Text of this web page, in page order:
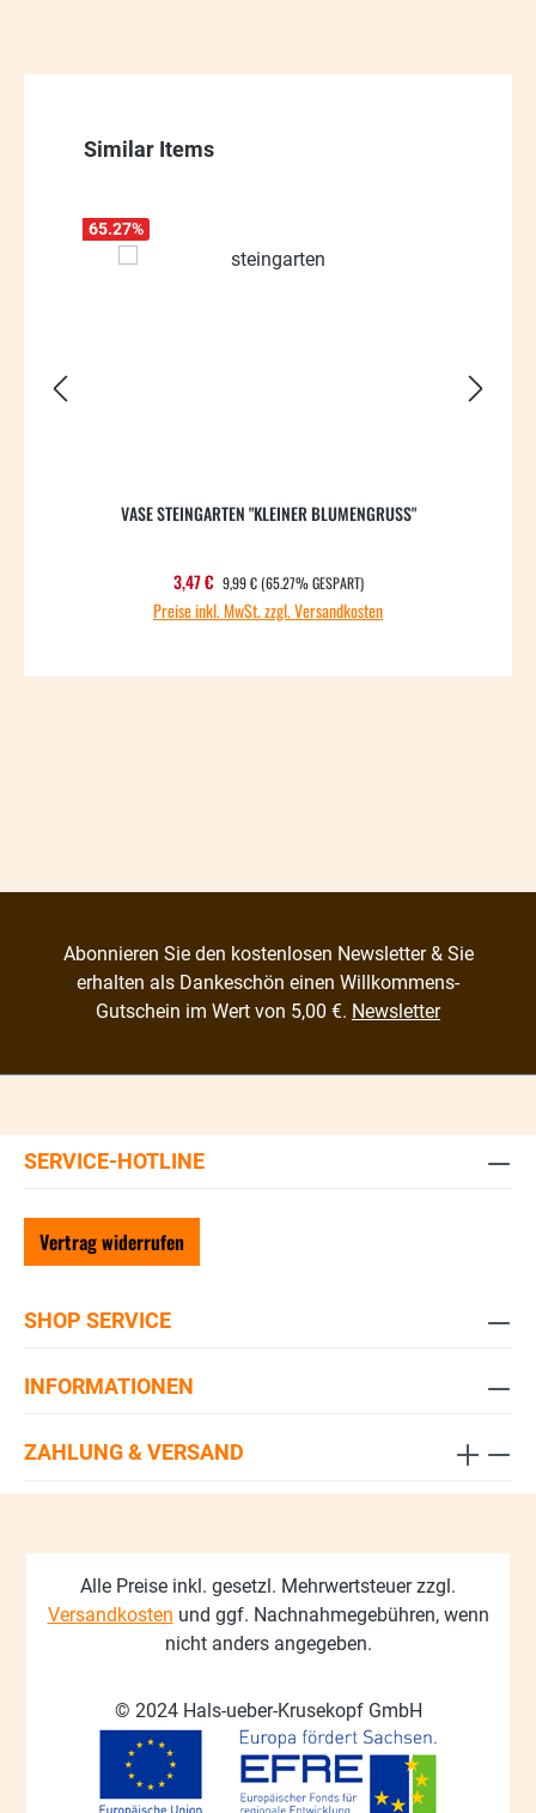
Produktgalerie überspringen
Similar Items
65.27%
VASE STEINGARTEN "KLEINER BLUMENGRUSS"
Verkaufspreis:
3,47 € REGULÄRER PREIS:
9,99 € (65.27% GESPART)
Preise inkl. MwSt. zzgl. Versandkosten
Abonnieren Sie den kostenlosen Newsletter & Sie
erhalten als Dankeschön einen Willkommens-
Gutschein im Wert von 5,00 €. Newsletter
SERVICE-HOTLINE
Vertrag widerrufen
SHOP SERVICE
INFORMATIONEN
ZAHLUNG & VERSAND
Alle Preise inkl. gesetzl. Mehrwertsteuer zzgl.
Versandkosten und ggf. Nachnahmegebühren, wenn
nicht anders angegeben.
© 2024 Hals-ueber-Krusekopf GmbH